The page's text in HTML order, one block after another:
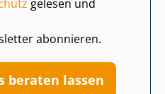
gelesen und
abonnieren.
beraten lassen